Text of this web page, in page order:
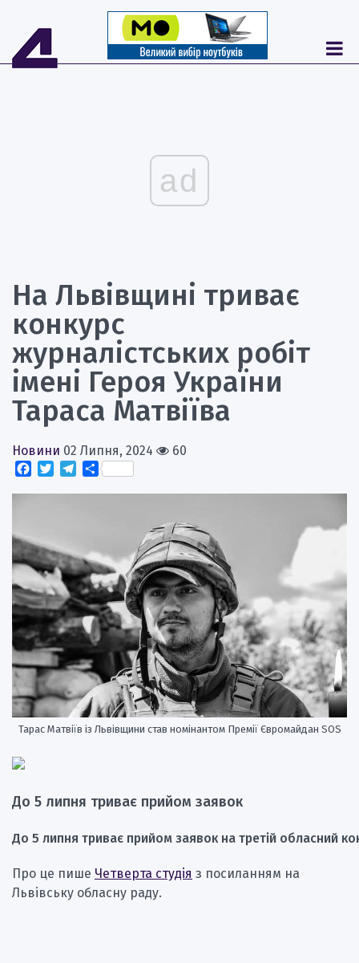
ad
На Львівщині триває
конкурс
журналістських робіт
імені Героя України
Тараса Матвіїва
Новини 02 Липня, 2024
60
Facebook
TwitterTelegram
Поділитися
Тарас Матвіїв із Львівщини став номінантом Премії Євромайдан SOS
До 5 липня триває прийом заявок
До 5 липня триває прийом заявок на третій обласний
Про це пише Четверта студія з посиланням на
Львівську обласну раду.